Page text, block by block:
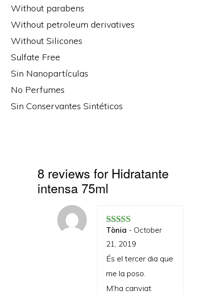
Without parabens
Without petroleum derivatives
Without Silicones
Sulfate Free
Sin Nanopartículas
No Perfumes
Sin Conservantes Sintéticos
8 reviews for Hidratante
intensa 75ml
Rated5 out of 5
Tònia - October
21, 2019
És el tercer dia que
me la poso.
M’ha canviat